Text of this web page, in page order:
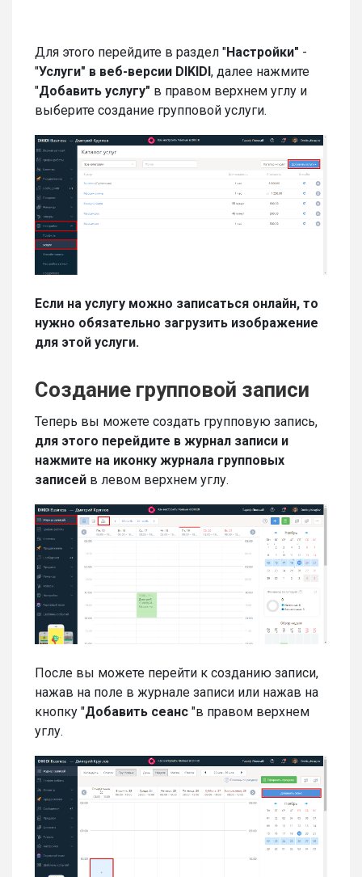
Для этого перейдите в раздел "Настройки" -
"Услуги" в веб-версии DIKIDI, далее нажмите
"Добавить услугу" в правом верхнем углу и
выберите создание групповой услуги.
Если на услугу можно записаться онлайн, то
нужно обязательно загрузить изображение
для этой услуги.
Создание групповой записи
Теперь вы можете создать групповую запись,
для этого перейдите в журнал записи и
нажмите на иконку журнала групповых
записей в левом верхнем углу.
После вы можете перейти к созданию записи,
нажав на поле в журнале записи или нажав на
кнопку "Добавить сеанс "в правом верхнем
углу.